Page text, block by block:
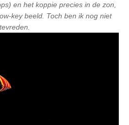
en het koppie precies in de zon,
key beeld. Toch ben ik nog niet
tevreden.